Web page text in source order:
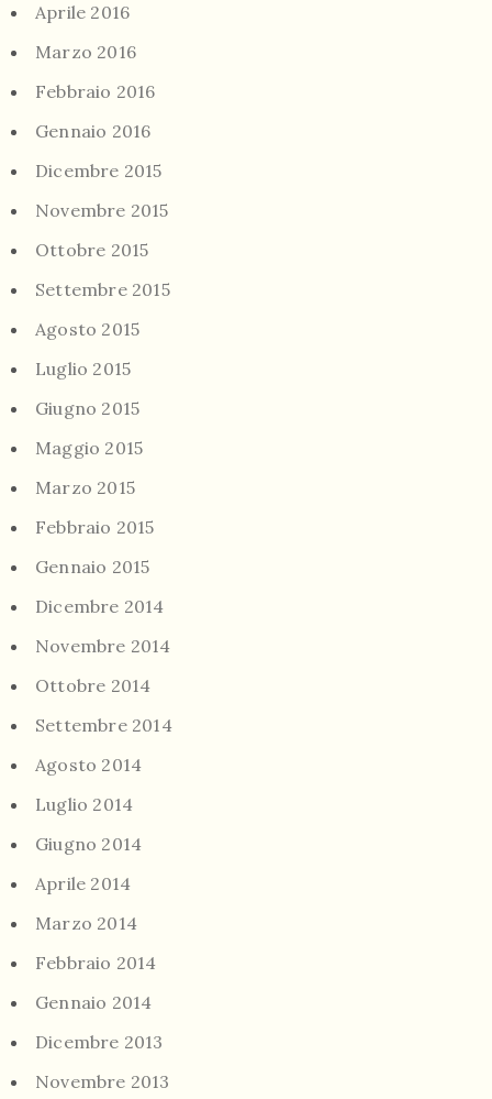
Aprile 2016
Marzo 2016
Febbraio 2016
Gennaio 2016
Dicembre 2015
Novembre 2015
Ottobre 2015
Settembre 2015
Agosto 2015
Luglio 2015
Giugno 2015
Maggio 2015
Marzo 2015
Febbraio 2015
Gennaio 2015
Dicembre 2014
Novembre 2014
Ottobre 2014
Settembre 2014
Agosto 2014
Luglio 2014
Giugno 2014
Aprile 2014
Marzo 2014
Febbraio 2014
Gennaio 2014
Dicembre 2013
Novembre 2013